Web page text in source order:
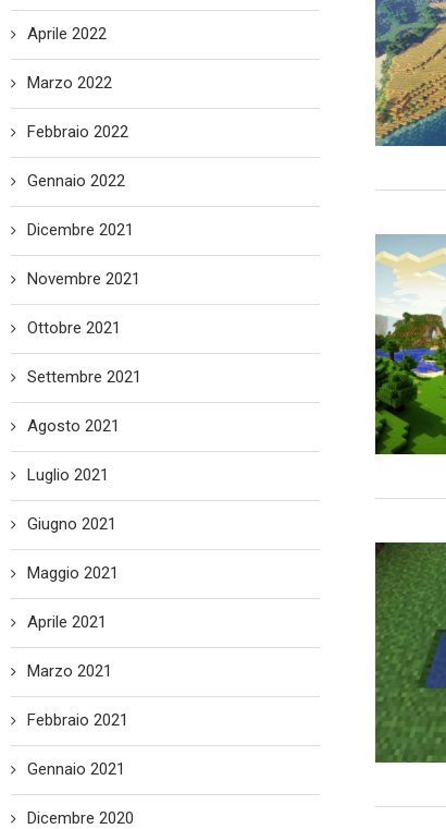
Aprile 2022
Marzo 2022
Febbraio 2022
Gennaio 2022
Dicembre 2021
Novembre 2021
Ottobre 2021
Settembre 2021
Agosto 2021
Luglio 2021
Giugno 2021
Maggio 2021
Aprile 2021
Marzo 2021
Febbraio 2021
Gennaio 2021
Dicembre 2020